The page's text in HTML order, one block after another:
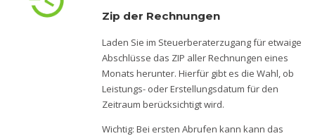
Zip der Rechnungen
Laden Sie im Steuerberaterzugang für etwaige
Abschlüsse das ZIP aller Rechnungen eines
Monats herunter. Hierfür gibt es die Wahl, ob
Leistungs- oder Erstellungsdatum für den
Zeitraum berücksichtigt wird.
Wichtig: Bei ersten Abrufen kann kann das